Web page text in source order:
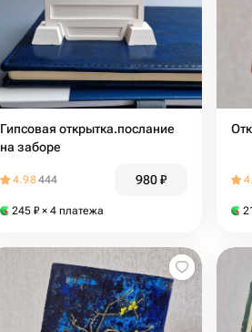
Гипсовая открытка.послание
на заборе
4.98444 980₽
245 ₽ × 4 платежа